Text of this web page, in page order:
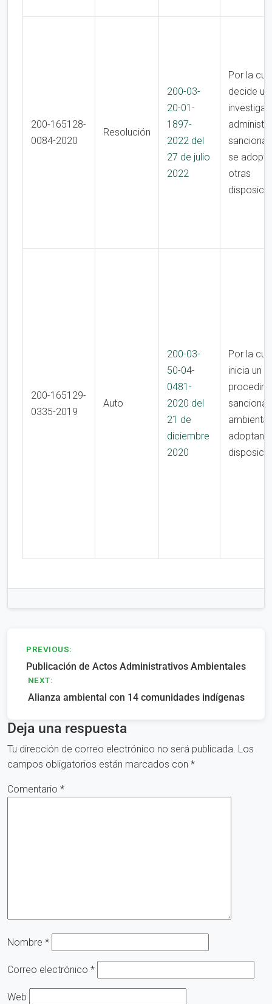
200-165128-
0084-2020
Resolución
200-03-
20-01-
1897-
2022 del
27 de julio
2022
Por la
decide
se
otras
200-165129-
0335-2019
Auto
200-03-
50-04-
0481-
2020 del
21 de
diciembre
2020
Por la
inicia un
adoptan
Navegación
de
entradas
PREVIOUS:
Publicación de Actos Administrativos Ambientales
NEXT:
Alianza ambiental con 14 comunidades indígenas
Deja una respuesta
Tu dirección de correo electrónico no será publicada. Los
campos obligatorios están marcados con *
Comentario *
Nombre *
Correo electrónico *
Web